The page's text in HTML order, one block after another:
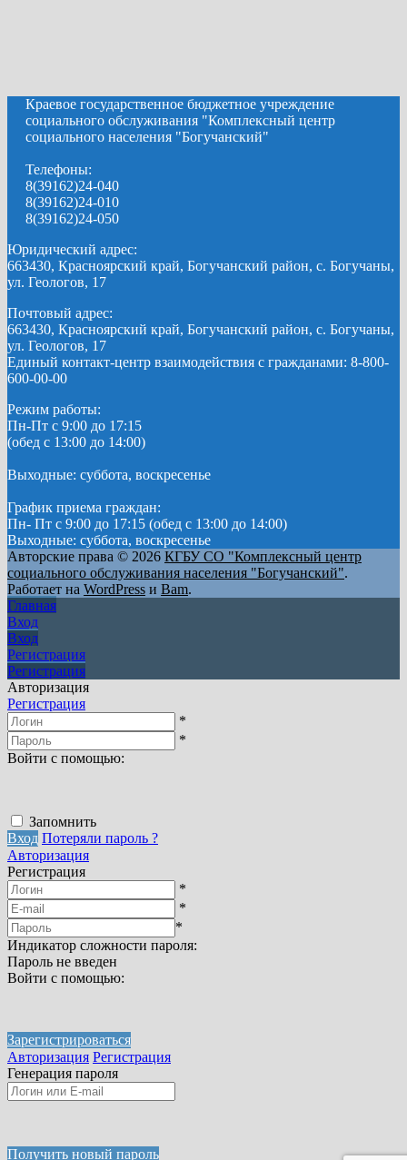
Краевое государственное бюджетное учреждение
социального обслуживания "Комплексный центр
социального населения "Богучанский"
Телефоны:
8(39162)24-040
8(39162)24-010
8(39162)24-050
Юридический адрес:
663430, Красноярский край, Богучанский район, с. Богучаны,
ул. Геологов, 17
Почтовый адрес:
663430, Красноярский край, Богучанский район, с. Богучаны,
ул. Геологов, 17
Единый контакт-центр взаимодействия с гражданами: 8-800-
600-00-00
Режим работы:
Пн-Пт с 9:00 до 17:15
(обед с 13:00 до 14:00)
Выходные: суббота, воскресенье
График приема граждан:
Пн- Пт с 9:00 до 17:15 (обед с 13:00 до 14:00)
Выходные: суббота, воскресенье
Авторские права © 2026 КГБУ СО "Комплексный центр
социального обслуживания населения "Богучанский".
Работает на WordPress и Bam.
Главная
Вход
Вход
Регистрация
Регистрация
Авторизация
Регистрация
*
*
Войти с помощью:
Запомнить
Вход Потеряли пароль ?
Авторизация
Регистрация
*
*
*
Индикатор сложности пароля:
Пароль не введен
Войти с помощью:
Зарегистрироваться
Авторизация Регистрация
Генерация пароля
Получить новый пароль